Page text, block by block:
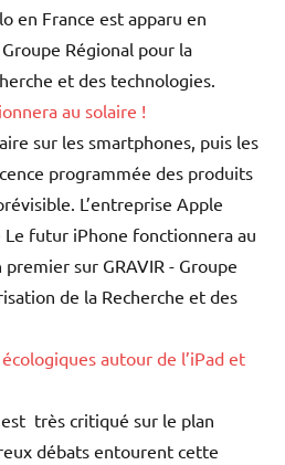
en France est apparu en
Régional pour la
et des technologies.
au solaire !
sur les smartphones, puis les
programmée des produits
L’entreprise Apple
futur iPhone fonctionnera au
sur GRAVIR - Groupe
de la Recherche et des
autour de l’iPad et
est très critiqué sur le plan
débats entourent cette